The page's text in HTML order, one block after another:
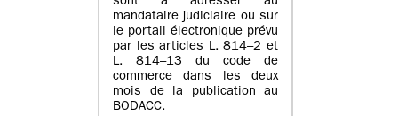
mandataire judiciaire ou sur
le portail électronique prévu
par les articles L. 814–2 et
L. 814–13 du code de
commerce dans les deux
mois de la publication au
BODACC.